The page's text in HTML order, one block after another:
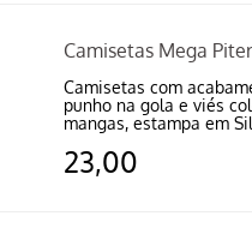
Camisetas Mega
Camisetas com
punho na gola e viés
mangas, estampa em
23,00